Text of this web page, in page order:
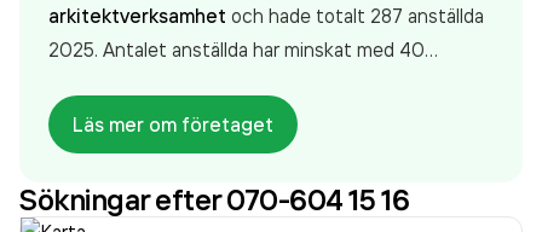
arkitektverksamhet och hade totalt 287 anställda
2025. Antalet anställda har minskat med 40
på företaget. Bolaget är ett aktiebolag som varit
aktivt sedan 1988. Tengbomgruppen AB
422 544 000,00 kr
senaste räkenskapsåret
(2025).
Läs mer om företaget
Sökningar efter 070-604 15 16